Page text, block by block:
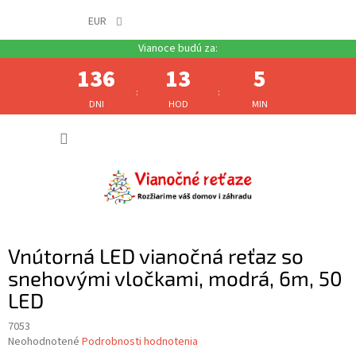
136
DNI
: 13
HOD
: 5
MIN
EUR
Vnútorná LED vianočná reťaz so
snehovými vločkami, modrá, 6m, 50
LED
7053
Priemerné
Neohodnotené Podrobnosti hodnotenia